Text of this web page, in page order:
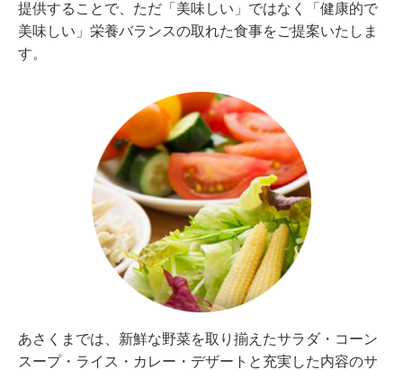
提供することで、ただ「美味しい」ではなく「健康的で
美味しい」栄養バランスの取れた食事をご提案いたしま
す。
あさくまでは、新鮮な野菜を取り揃えたサラダ・コーン
スープ・ライス・カレー・デザートと充実した内容のサ